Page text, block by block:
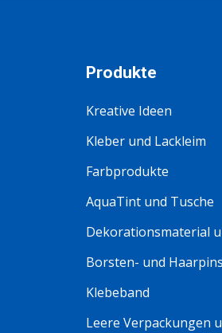
Produkte
Kreative Ideen
Kleber und Lackleim
Farbprodukte
AquaTint und Tusche
Dekorationsmaterial
Borsten- und
Klebeband
Leere Verpackungen